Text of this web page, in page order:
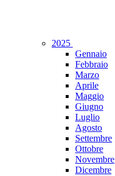
2025
Gennaio
Febbraio
Marzo
Aprile
Maggio
Giugno
Luglio
Agosto
Settembre
Ottobre
Novembre
Dicembre